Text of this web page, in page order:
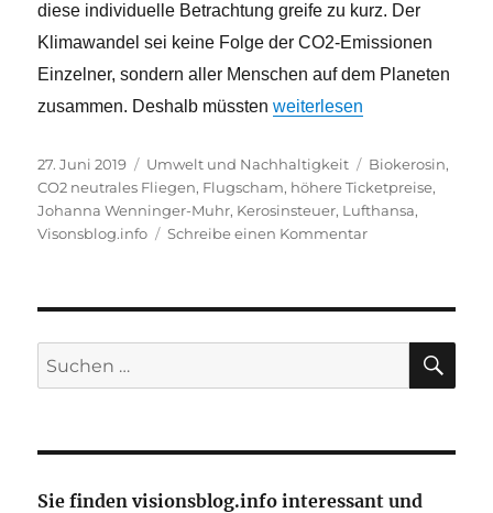
diese individuelle Betrachtung greife zu kurz. Der
Klimawandel sei keine Folge der CO2-Emissionen
Einzelner, sondern aller Menschen auf dem Planeten
zusammen. Deshalb müssten„Flugscham – Ausdruck
weiterlesen
Veröffentlicht
am
27. Juni 2019 Kategorien
Umwelt und Nachhaltigkeit Schlagwörter
Biokerosin,
CO2 neutrales Fliegen, Flugscham, höhere Ticketpreise,
Johanna Wenninger-Muhr, Kerosinsteuer, Lufthansa,
Visonsblog.info
Schreibe einen Kommentarzu
schlechten
Gewissens
Suche
nach:
Sie finden visionsblog.info interessant und